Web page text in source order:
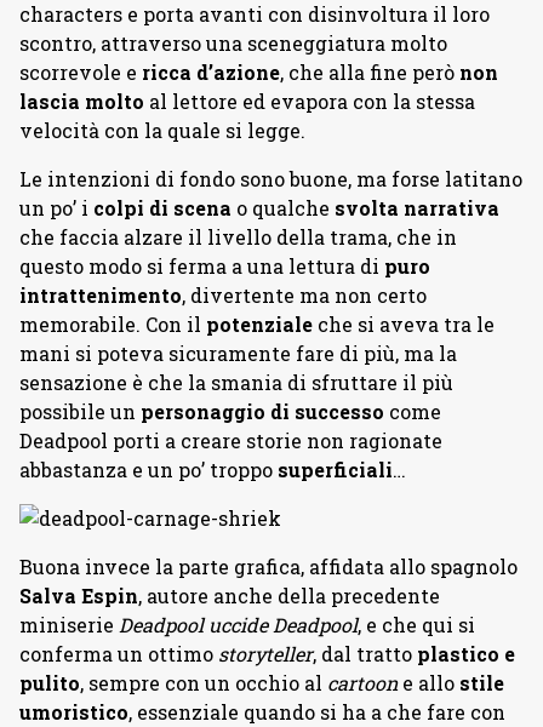
characters e porta avanti con disinvoltura il loro
scontro, attraverso una sceneggiatura molto
scorrevole e ricca d’azione, che alla fine però non
lascia molto al lettore ed evapora con la stessa
velocità con la quale si legge.
Le intenzioni di fondo sono buone, ma forse latitano
un po’ i colpi di scena o qualche svolta narrativa
che faccia alzare il livello della trama, che in
questo modo si ferma a una lettura di puro
intrattenimento, divertente ma non certo
memorabile. Con il potenziale che si aveva tra le
mani si poteva sicuramente fare di più, ma la
sensazione è che la smania di sfruttare il più
possibile un personaggio di successo come
Deadpool porti a creare storie non ragionate
abbastanza e un po’ troppo superficiali…
Buona invece la parte grafica, affidata allo spagnolo
Salva Espin, autore anche della precedente
miniserie Deadpool uccide Deadpool, e che qui si
conferma un ottimo storyteller, dal tratto plastico e
pulito, sempre con un occhio al cartoone allo stile
umoristico, essenziale quando si ha a che fare con